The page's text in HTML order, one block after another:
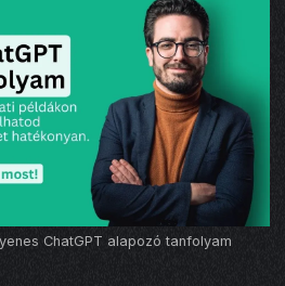
ChatGPT alapozó tanfolyam